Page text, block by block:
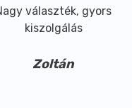
választék, gyors
kiszolgálás
Zoltán